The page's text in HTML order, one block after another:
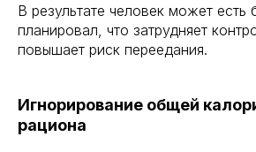
В результате человек может есть
планировал, что затрудняет
повышает риск переедания.
Игнорирование общей
рациона